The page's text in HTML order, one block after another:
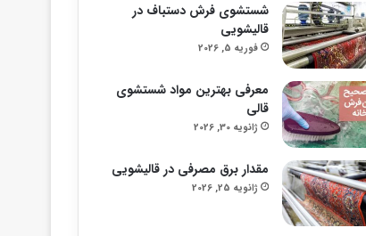
شستشوی فرش دستباف در
قالیشویی
فوریه 5, 2026
معرفی بهترین مواد شستشوی
قالی
ژانویه 30, 2026
مقدار برق مصرفی در قالیشویی
ژانویه 25, 2026